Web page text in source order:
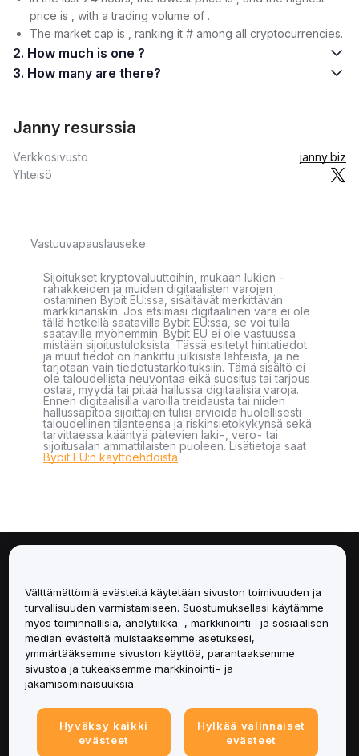
price is , with a trading volume of .
The market cap is , ranking it # among all cryptocurrencies.
2. How much is one ?
3. How many are there?
Janny resurssia
Verkkosivusto
janny.biz
Yhteisö
Vastuuvapauslauseke
Sijoitukset kryptovaluuttoihin, mukaan lukien -
rahakkeiden ja muiden digitaalisten varojen
ostaminen Bybit EU:ssa, sisältävät merkittävän
markkinariskin. Jos etsimäsi digitaalinen vara ei ole
tällä hetkellä saatavilla Bybit EU:ssa, se voi tulla
saataville myöhemmin. Bybit EU ei ole vastuussa
mistään sijoitustuloksista. Tässä esitetyt hintatiedot
ja muut tiedot on hankittu julkisista lähteistä, ja ne
tarjotaan vain tiedotustarkoituksiin. Tämä sisältö ei
ole taloudellista neuvontaa eikä suositus tai tarjous
ostaa, myydä tai pitää hallussa digitaalisia varoja.
Ennen digitaalisilla varoilla treidausta tai niiden
hallussapitoa sijoittajien tulisi arvioida huolellisesti
taloudellinen tilanteensa ja riskinsietokykynsä sekä
tarvittaessa kääntyä pätevien laki-, vero- tai
sijoitusalan ammattilaisten puoleen. Lisätietoja saat
Bybit EU:n käyttöehdoista.
Palvelut
Tuki
Tuotteet
Lakiasiat
Välttämättömiä evästeitä käytetään sivuston toimivuuden ja
turvallisuuden varmistamiseen. Suostumuksellasi käytämme
myös toiminnallisia, analytiikka-, markkinointi- ja sosiaalisen
median evästeitä muistaaksemme asetuksesi,
ymmärtääksemme sivuston käyttöä, parantaaksemme
sivustoa ja tukeaksemme markkinointi- ja
jakamisominaisuuksia.
Hyväksy kaikki
evästeet
Hylkää valinnaiset
evästeet